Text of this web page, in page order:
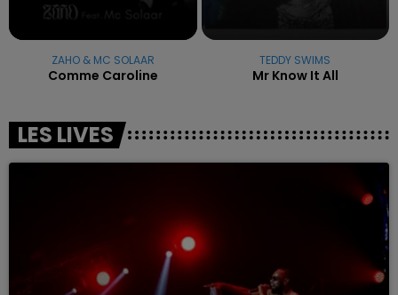
ZAHO & MC SOLAAR
Comme Caroline
TEDDY SWIMS
Mr Know It All
LES LIVES